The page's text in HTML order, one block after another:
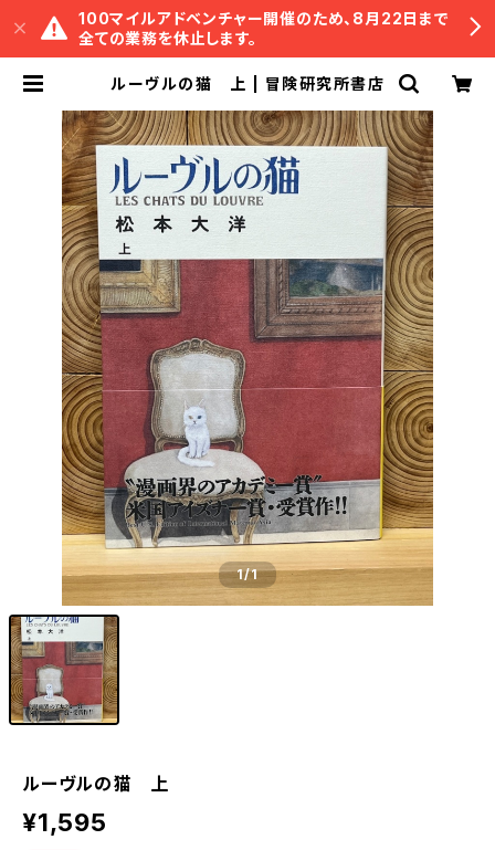
100マイルアドベンチャー開催のため、8月22日まで
全ての業務を休止します。
ルーヴルの猫 上 | 冒険研究所書店
1/1
ルーヴルの猫 上
¥1,595